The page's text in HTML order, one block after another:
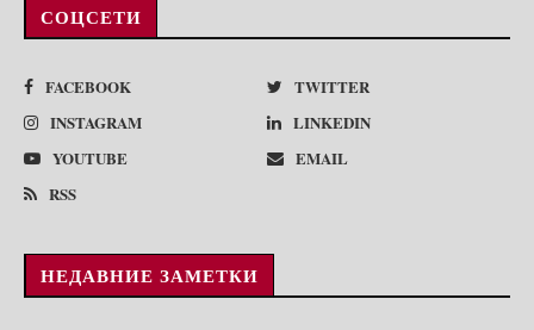
СОЦСЕТИ
FACEBOOK
TWITTER
INSTAGRAM
LINKEDIN
YOUTUBE
EMAIL
RSS
НЕДАВНИЕ ЗАМЕТКИ